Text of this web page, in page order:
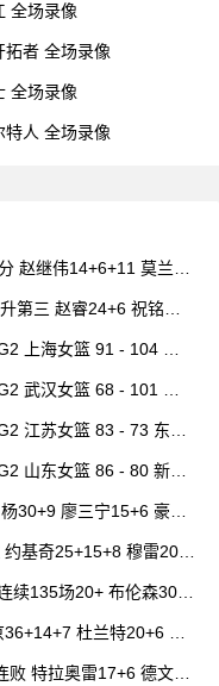
全场录像
者 全场录像
全场录像
人 全场录像
赵继伟14+6+11 莫兰德
第三 赵睿24+6 祝铭震1
上海女篮 91 - 104 四
武汉女篮 68 - 101 山
江苏女篮 83 - 73 东莞
山东女篮 86 - 80 新疆
30+9 廖三宁15+6 豪斯
基奇25+15+8 穆雷20+
续135场20+ 布伦森30分
杜兰特20+6 锡
特拉奥雷17+6 德文·